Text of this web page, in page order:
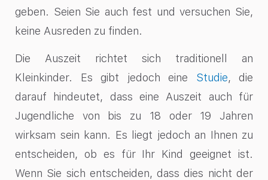
geben. Seien Sie auch fest und versuchen Sie,
keine Ausreden zu finden.
Die Auszeit richtet sich traditionell an
Kleinkinder. Es gibt jedoch eine Studie, die
darauf hindeutet, dass eine Auszeit auch für
Jugendliche von bis zu 18 oder 19 Jahren
wirksam sein kann. Es liegt jedoch an Ihnen zu
entscheiden, ob es für Ihr Kind geeignet ist.
Wenn Sie sich entscheiden, dass dies nicht der